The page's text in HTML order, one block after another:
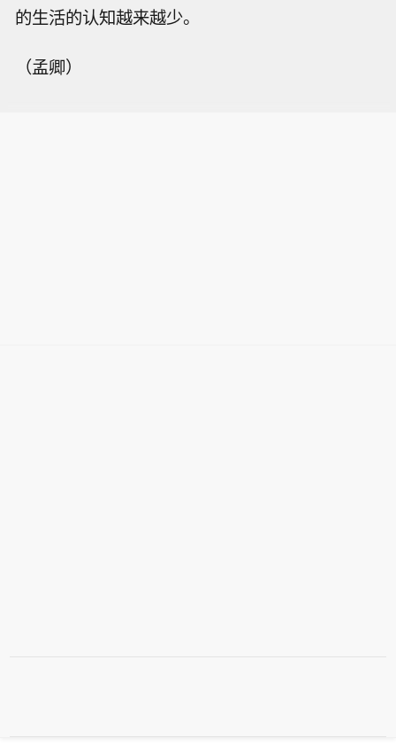
的生活的认知越来越少。
（孟卿）